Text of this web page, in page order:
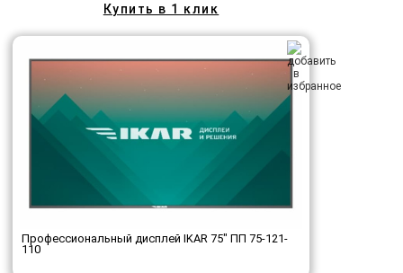
Купить в 1 клик
Профессиональный дисплей IKAR 75" ПП 75-121-
110